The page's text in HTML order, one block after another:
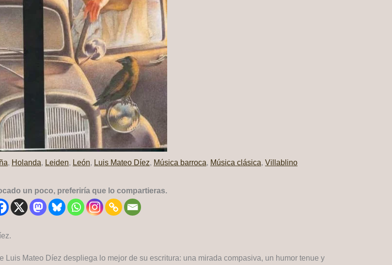
, Holanda, Leiden, León, Luis Mateo Díez, Música barroca, Música clásica, Villablino
un poco, preferiría que lo compartieras.
Luis Mateo Díez despliega lo mejor de su escritura: una mirada compasiva, un humor tenue y